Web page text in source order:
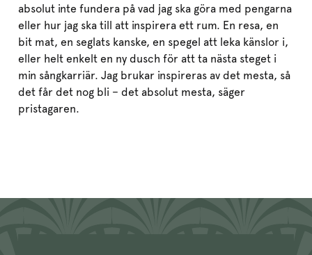
absolut inte fundera på vad jag ska göra med pengarna
eller hur jag ska till att inspirera ett rum. En resa, en
bit mat, en seglats kanske, en spegel att leka känslor i,
eller helt enkelt en ny dusch för att ta nästa steget i
min sångkarriär. Jag brukar inspireras av det mesta, så
det får det nog bli – det absolut mesta, säger
pristagaren.